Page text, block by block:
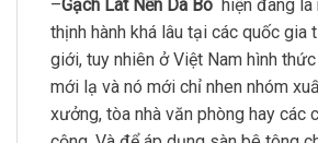
–Gạch Lát Nền Da Bò hiện đang
thịnh hành khá lâu tại các quốc gia
giới, tuy nhiên ở Việt Nam hình
mới lạ và nó mới chỉ nhen nhóm
xưởng, tòa nhà văn phòng hay các